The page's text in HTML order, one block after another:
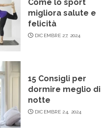
Come lo sport
migliora salute e
felicità
DICEMBRE 27, 2024
15 Consigli per
dormire meglio di
notte
DICEMBRE 24, 2024